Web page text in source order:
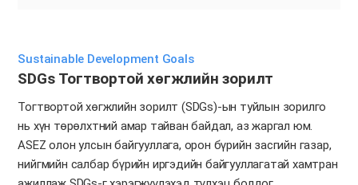
Sustainable Development Goals
SDGs Тогтвортой хөгжлийн зорилт
Тогтвортой хөгжлийн зорилт (SDGs)-ын туйлын зорилго
нь хүн төрөлхтний амар тайван байдал, аз жаргал юм.
ASEZ олон улсын байгууллага, орон бүрийн засгийн газар,
нийгмийн салбар бүрийн иргэдийн байгууллагатай хамтран